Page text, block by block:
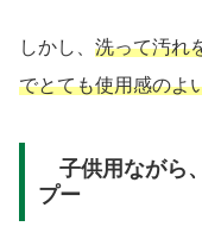
しかし、 洗って汚れ
でとても使用感のよ
子供用ながら
プー